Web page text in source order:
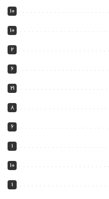
10
10
2
6
21
8
6
1
10
1